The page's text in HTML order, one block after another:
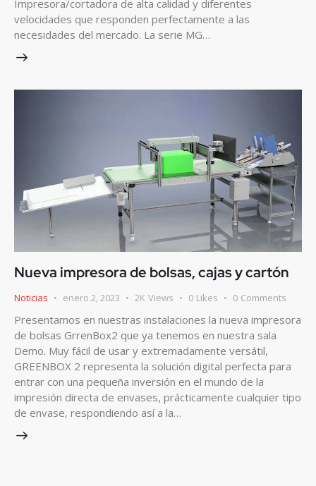
Impresora/cortadora de alta calidad y diferentes
velocidades que responden perfectamente a las
necesidades del mercado. La serie MG…
Nueva impresora de bolsas, cajas y cartón
Noticias enero 2, 2023 2K Views 0 Likes 0 Comments
Presentamos en nuestras instalaciones la nueva impresora
de bolsas GrrenBox2 que ya tenemos en nuestra sala
Demo. Muy fácil de usar y extremadamente versátil,
GREENBOX 2 representa la solución digital perfecta para
entrar con una pequeña inversión en el mundo de la
impresión directa de envases, prácticamente cualquier tipo
de envase, respondiendo así a la…